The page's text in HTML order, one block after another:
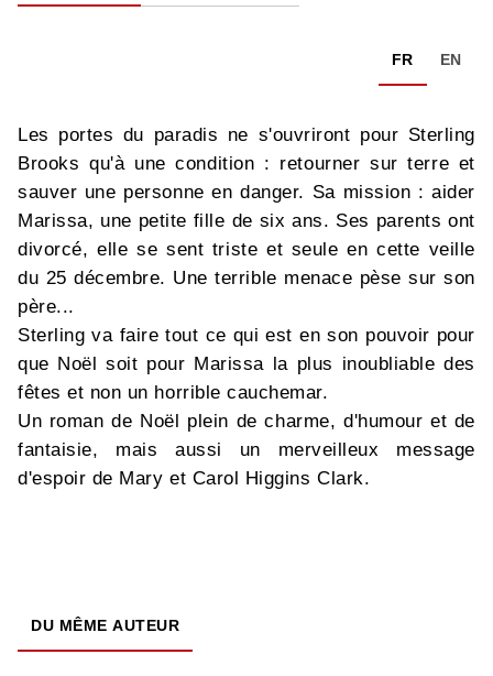
FR EN
Les portes du paradis ne s'ouvriront pour Sterling
Brooks qu'à une condition : retourner sur terre et
sauver une personne en danger. Sa mission : aider
Marissa, une petite fille de six ans. Ses parents ont
divorcé, elle se sent triste et seule en cette veille
du 25 décembre. Une terrible menace pèse sur son
père...
Sterling va faire tout ce qui est en son pouvoir pour
que Noël soit pour Marissa la plus inoubliable des
fêtes et non un horrible cauchemar.
Un roman de Noël plein de charme, d'humour et de
fantaisie, mais aussi un merveilleux message
d'espoir de Mary et Carol Higgins Clark.
DU MÊME AUTEUR